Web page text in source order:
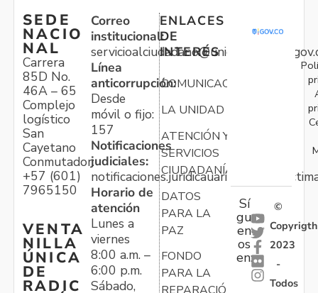
SEDE
NACIO
NAL
Carrera
85D No.
46A – 65
Complejo
logístico
San
Cayetano
Conmutador:
+57 (601)
7965150
VENTA
NILLA
ÚNICA
DE
RADIC
Correo
institucional:
Línea
anticorrupción:
Desde
móvil o fijo:
157
Notificaciones
judiciales:
Horario de
atención
Lunes a
viernes
8:00 a.m. –
6:00 p.m.
Sábado,
ENLACES
DE
INTERÉS
COMUNICACIONES
LA UNIDAD
ATENCIÓN Y
SERVICIOS
CIUDADANÍA
DATOS
PARA LA
PAZ
FONDO
PARA LA
Sí
gu
en
os
en:
©
Copyrigth
2023
-
Todos